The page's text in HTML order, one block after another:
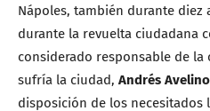
Nápoles, también durante diez
durante la revuelta ciudadana
considerado responsable de la
sufría la ciudad, Andrés Avelino
disposición de los necesitados